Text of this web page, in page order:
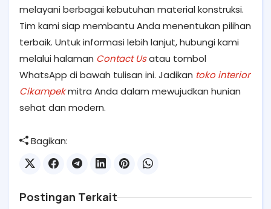
melayani berbagai kebutuhan material konstruksi.
Tim kami siap membantu Anda menentukan pilihan
terbaik. Untuk informasi lebih lanjut, hubungi kami
melalui halaman Contact Usatau tombol
WhatsApp di bawah tulisan ini. Jadikan toko interior
Cikampekmitra Anda dalam mewujudkan hunian
sehat dan modern.
Bagikan:
Postingan Terkait